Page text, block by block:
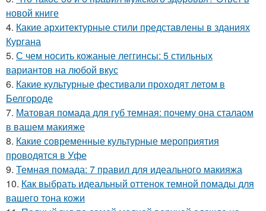
новой книге
4. Какие архитектурные стили представлены в зданиях
Кургана
5. С чем носить кожаные леггинсы: 5 стильных
вариантов на любой вкус
6. Какие культурные фестивали проходят летом в
Белгороде
7. Матовая помада для губ темная: почему она сталаом
в вашем макияже
8. Какие современные культурные мероприятия
проводятся в Уфе
9. Темная помада: 7 правил для идеального макияжа
10. Как выбрать идеальный оттенок темной помады для
вашего тона кожи